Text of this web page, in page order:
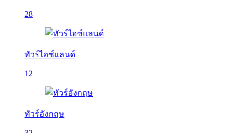
28
ทัวร์ไอซ์แลนด์
12
ทัวร์อังกฤษ